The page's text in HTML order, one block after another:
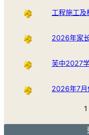
工程施工及
2026年家
芙中2027
2026年7月
1